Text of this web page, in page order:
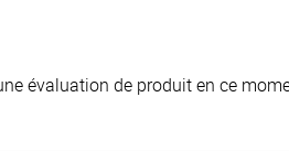
évaluation de produit en ce